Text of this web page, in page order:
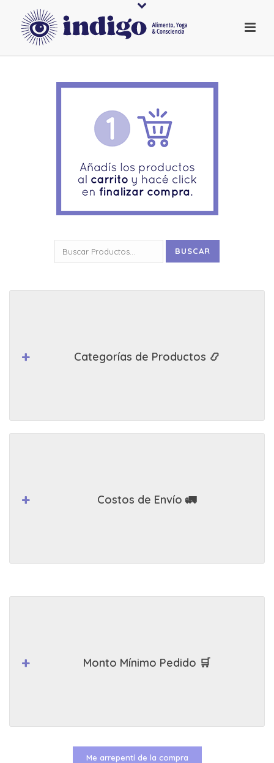
por:
BUSCAR
Categorías de Productos 📿
Costos de Envío 🚛
Monto Mínimo Pedido 🛒
Me arrepentí de la compra